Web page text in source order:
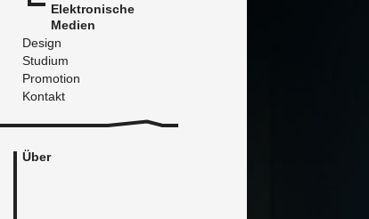
Elektronische
Medien
Design
Studium
Promotion
Kontakt
Über